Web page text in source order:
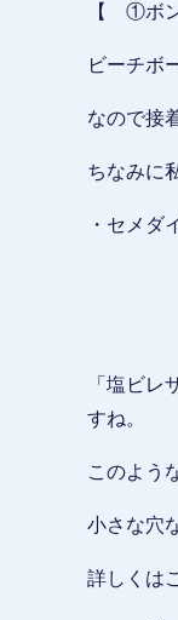
【 ①ボ
ビーチボ
なので接
ちなみに
・セメ
「塩ビ
すね。
このよう
小さな穴
詳しくは